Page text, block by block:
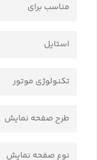
مناسب برای
استایل
تکنولوژی موتور
طرح صفحه نمایش
نوع صفحه نمایش